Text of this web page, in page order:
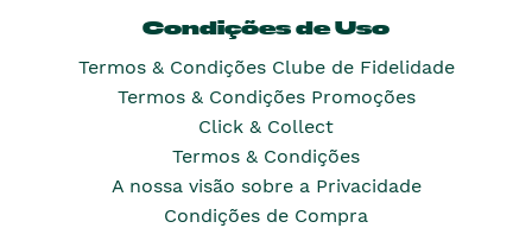
Condições de Uso
Termos & Condições Clube de Fidelidade
Termos & Condições Promoções
Click & Collect
Termos & Condições
A nossa visão sobre a Privacidade
Condições de Compra